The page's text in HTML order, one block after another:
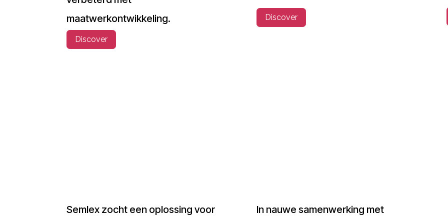
maatwerkontwikkeling.
Discover
Discover
Semlex zocht een oplossing voor
In nauwe samenwerking met